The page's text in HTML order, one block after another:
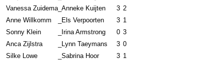
Vanessa Zuidema Anneke Kuijten 3 2
Anne Willkomm
Els Verpoorten 3 1
Sonny Klein
Irina Armstrong 0 3
Anca Zijlstra
Lynn Taeymans 3 0
Silke Lowe
Sabrina Hoor 3 1